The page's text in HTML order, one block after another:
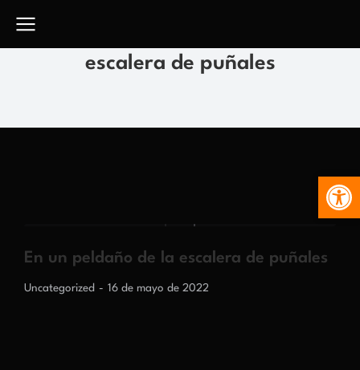
escalera de puñales
En un peldaño de la escalera de puñales
Uncategorized 16 de mayo de 2022